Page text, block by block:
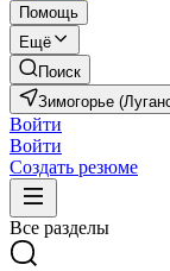
Помощь
Ещё
Поиск
Зимогорье
Войти
Войти
Создать резюме
Все разделы